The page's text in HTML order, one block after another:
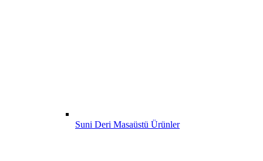
Suni Deri Masaüstü Ürünler